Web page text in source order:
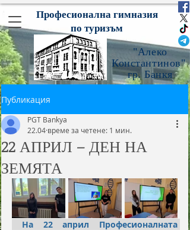
Професионална гимназия
по туризъм
"Алеко
Константинов"
гр. Банкя
Публикация
22 АПРИЛ – ДЕН НА
ЗЕМЯТА
PGT Bankya
22.04 време за четене: 1 мин.